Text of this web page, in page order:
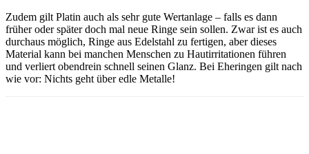
Zudem gilt Platin auch als sehr gute Wertanlage – falls es dann
früher oder später doch mal neue Ringe sein sollen. Zwar ist es auch
durchaus möglich, Ringe aus Edelstahl zu fertigen, aber dieses
Material kann bei manchen Menschen zu Hautirritationen führen
und verliert obendrein schnell seinen Glanz. Bei Eheringen gilt nach
wie vor: Nichts geht über edle Metalle!